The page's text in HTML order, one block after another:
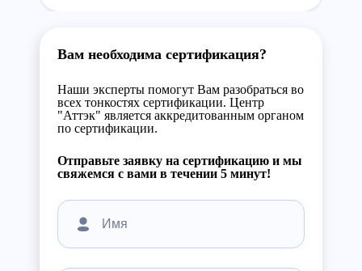
Вам необходима сертификация?
Наши эксперты помогут Вам разобраться во
всех тонкостях сертификации. Центр
"Аттэк" является аккредитованным органом
по сертификации.
Отправьте заявку на сертификацию и мы
свяжемся с вами в течении 5 минут!